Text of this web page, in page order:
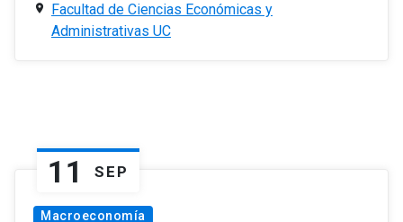
Facultad de Ciencias Económicas y
Administrativas UC
11 SEP
Macroeconomía